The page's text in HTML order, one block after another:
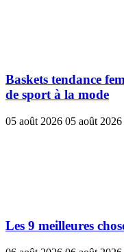
Baskets tendance
de sport à la mode
05 août 2026 05 août 2026
Les 9 meilleures